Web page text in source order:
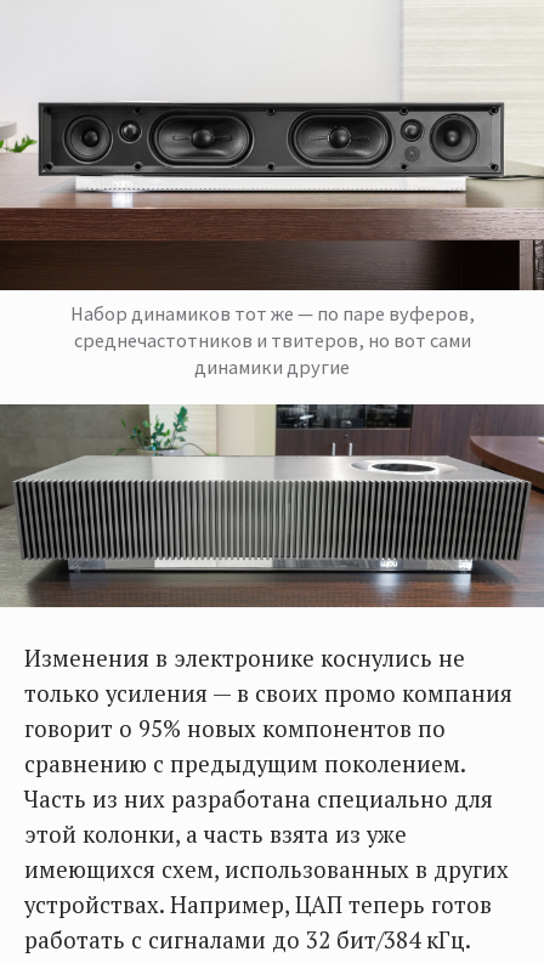
Набор динамиков тот же — по паре вуферов,
среднечастотников и твитеров, но вот сами
динамики другие
Изменения в электронике коснулись не
только усиления — в своих промо компания
говорит о 95% новых компонентов по
сравнению с предыдущим поколением.
Часть из них разработана специально для
этой колонки, а часть взята из уже
имеющихся схем, использованных в других
устройствах. Например, ЦАП теперь готов
работать с сигналами до 32 бит/384 кГц.